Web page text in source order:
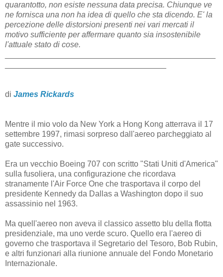
quarantotto, non esiste nessuna data precisa. Chiunque ve
ne fornisca una non ha idea di quello che sta dicendo. E' la
percezione delle distorsioni presenti nei vari mercati il
motivo sufficiente per affermare quanto sia insostenibile
l'attuale stato di cose.
di James Rickards
Mentre il mio volo da New York a Hong Kong atterrava il 17
settembre 1997, rimasi sorpreso dall'aereo parcheggiato al
gate successivo.
Era un vecchio Boeing 707 con scritto "Stati Uniti d'America"
sulla fusoliera, una configurazione che ricordava
stranamente l'Air Force One che trasportava il corpo del
presidente Kennedy da Dallas a Washington dopo il suo
assassinio nel 1963.
Ma quell'aereo non aveva il classico assetto blu della flotta
presidenziale, ma uno verde scuro. Quello era l'aereo di
governo che trasportava il Segretario del Tesoro, Bob Rubin,
e altri funzionari alla riunione annuale del Fondo Monetario
Internazionale.